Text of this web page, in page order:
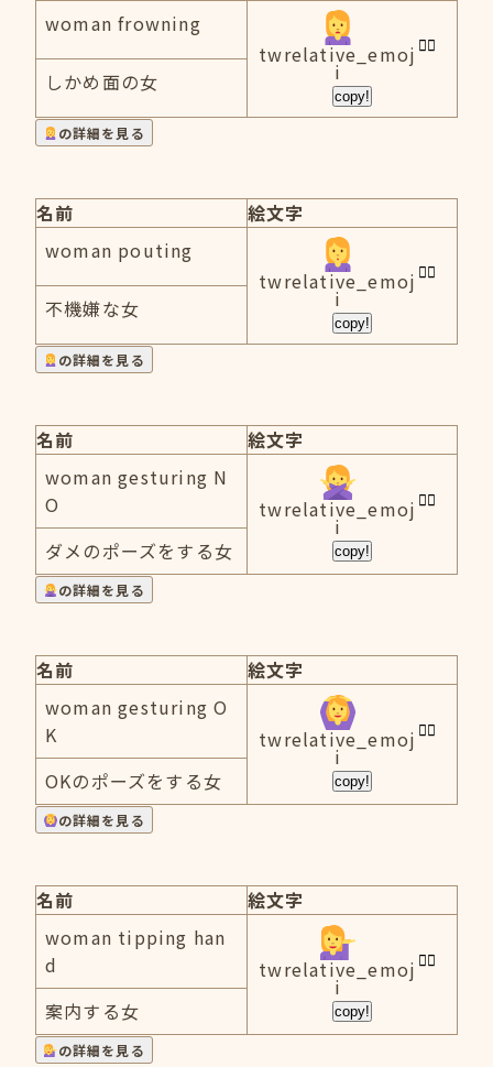
woman frowning
twrelative_emoj
i
copy!
しかめ面の女
の詳細を見る
名前
絵文字
woman pouting
twrelative_emoj
i
copy!
不機嫌な女
の詳細を見る
名前
絵文字
woman gesturing N
O
twrelative_emoj
i
copy!
ダメのポーズをする女
の詳細を見る
名前
絵文字
woman gesturing O
K
twrelative_emoj
i
copy!
OKのポーズをする女
の詳細を見る
名前
絵文字
woman tipping han
d
twrelative_emoj
i
copy!
案内する女
の詳細を見る